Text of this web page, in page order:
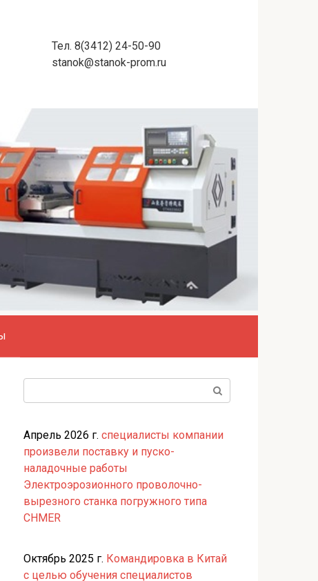
Тел. 8(3412) 24-50-90
stanok@stanok-prom.ru
Апрель 2026 г. специалисты компании
произвели поставку и пуско-
наладочные работы
Электроэрозионного проволочно-
вырезного станка погружного типа
CHMER
Октябрь 2025 г. Командировка в Китай
с целью обучения специалистов